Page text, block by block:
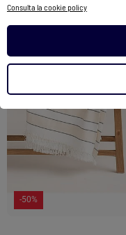
Consulta la cookie policy
-50%